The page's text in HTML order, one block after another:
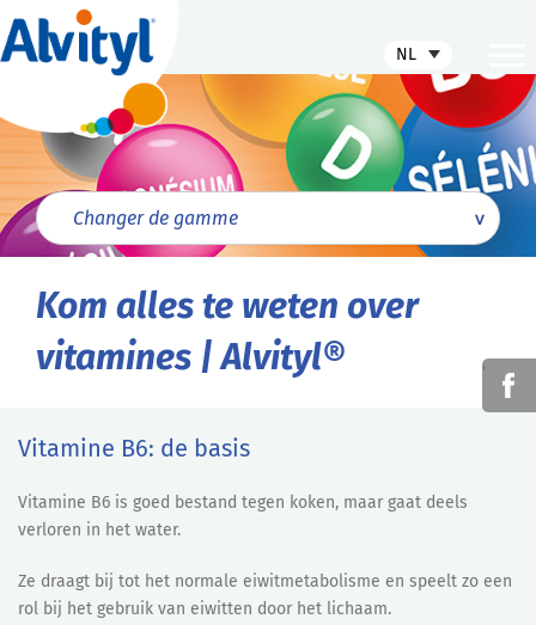
Kom alles te weten over
vitamines | Alvityl®
Vitamine B6: de basis
Vitamine B6 is goed bestand tegen koken, maar gaat deels
verloren in het water.
Ze draagt bij tot het normale eiwitmetabolisme en speelt zo een
rol bij het gebruik van eiwitten door het lichaam.
'
NL